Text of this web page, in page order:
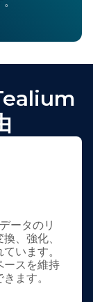
ータのリ
、強化、
います。
ースを維持
ます。